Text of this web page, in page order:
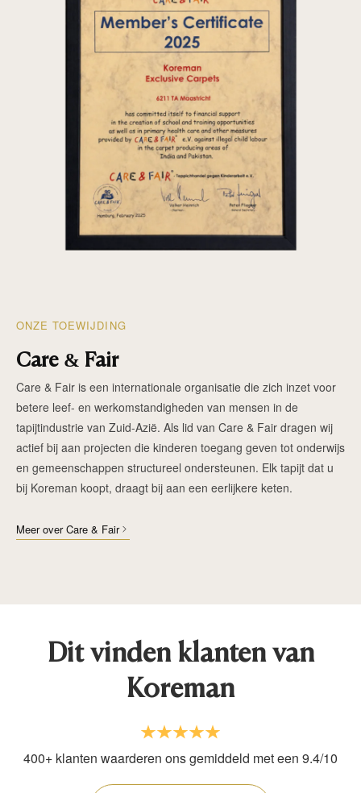
ONZE TOEWIJDING
Care & Fair
Care & Fair is een internationale organisatie die zich inzet voor
betere leef- en werkomstandigheden van mensen in de
tapijtindustrie van Zuid-Azië. Als lid van Care & Fair dragen wij
actief bij aan projecten die kinderen toegang geven tot onderwijs
en gemeenschappen structureel ondersteunen. Elk tapijt dat u
bij Koreman koopt, draagt bij aan een eerlijkere keten.
Meer over Care & Fair
Dit vinden klanten van
Koreman
400+ klanten waarderen ons gemiddeld met een 9.4/10